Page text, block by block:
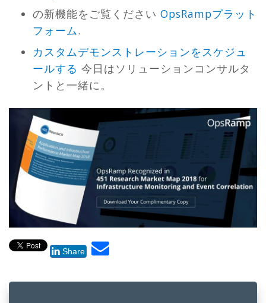
の新機能をご覧ください OpsRampプラット
フォーム.
カスタムデモンストレーションをスケジュ
ールする 今日はソリューションコンサルタ
ントと一緒に。
Share